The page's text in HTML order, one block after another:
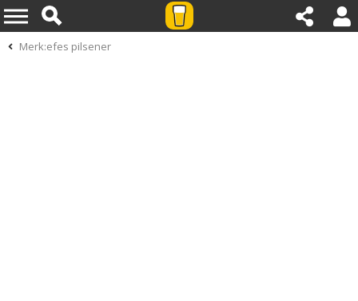
Merk:efes pilsener